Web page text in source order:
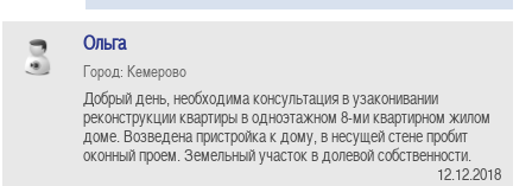
Ольга
Город: Кемерово
Добрый день, необходима консультация в узаконивании
реконструкции квартиры в одноэтажном 8-ми квартирном жилом
доме. Возведена пристройка к дому, в несущей стене пробит
оконный проем. Земельный участок в долевой собственности.
12.12.2018